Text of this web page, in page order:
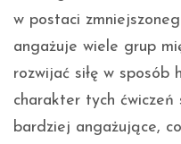
w postaci
angażuje wiele grup
rozwijać siłę w sposób
charakter tych
bardziej angażujące,